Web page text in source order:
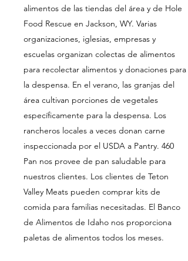
alimentos de las tiendas del área y de Hole
Food Rescue en Jackson, WY. Varias
organizaciones, iglesias, empresas y
escuelas organizan colectas de alimentos
para recolectar alimentos y donaciones para
la despensa. En el verano, las granjas del
área cultivan porciones de vegetales
específicamente para la despensa. Los
rancheros locales a veces donan carne
inspeccionada por el USDA a Pantry. 460
Pan nos provee de pan saludable para
nuestros clientes. Los clientes de Teton
Valley Meats pueden comprar kits de
comida para familias necesitadas. El Banco
de Alimentos de Idaho nos proporciona
paletas de alimentos todos los meses.